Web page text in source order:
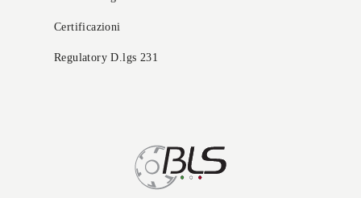
Certificazioni
Regulatory D.lgs 231